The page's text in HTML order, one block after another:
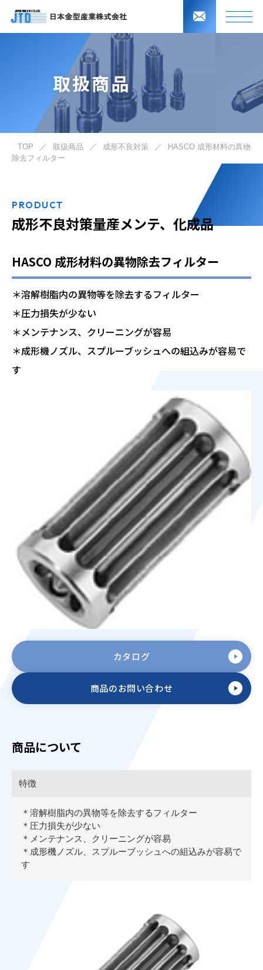
取扱商品
TOP ／ 取扱商品 ／ 成形不良対策 ／
HASCO 成形材料の異物
除去フィルター
PRODUCT
成形不良対策量産メンテ、化成品
HASCO 成形材料の異物除去フィルター
＊溶解樹脂内の異物等を除去するフィルター
＊圧力損失が少ない
＊メンテナンス、クリーニングが容易
＊成形機ノズル、スプルーブッシュへの組込みが容易で
す
カタログ
商品のお問い合わせ
商品について
特徴
＊溶解樹脂内の異物等を除去するフィルター
＊圧力損失が少ない
＊メンテナンス、クリーニングが容易
＊成形機ノズル、スプルーブッシュへの組込みが容易で
す